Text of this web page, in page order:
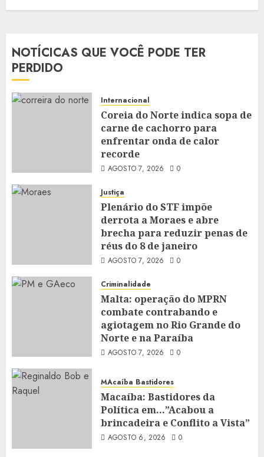
NOTÍCICAS QUE VOCÊ PODE TER
PERDIDO
Internacional
Coreia do Norte indica sopa de
carne de cachorro para
enfrentar onda de calor
recorde
AGOSTO 7, 2026 0
Justiça
Plenário do STF impõe
derrota a Moraes e abre
brecha para reduzir penas de
réus do 8 de janeiro
AGOSTO 7, 2026 0
Criminalidade
Malta: operação do MPRN
combate contrabando e
agiotagem no Rio Grande do
Norte e na Paraíba
AGOSTO 7, 2026 0
MAcaíba Bastidores
Macaíba: Bastidores da
Política em…”Acabou a
brincadeira e Conflito a Vista”
AGOSTO 6, 2026 0